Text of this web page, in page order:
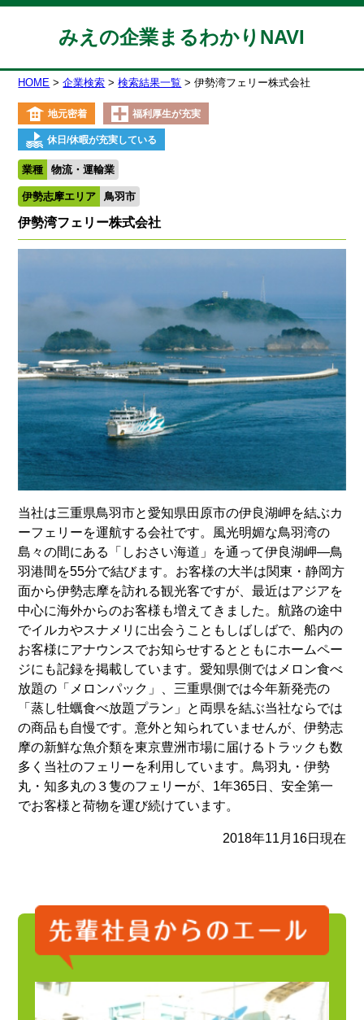
みえの企業まるわかりNAVI
HOME 企業検索 検索結果一覧 伊勢湾フェリー株式会社
地元密着 福利厚生が充実
休日/休暇が充実している
業種 物流・運輸業
伊勢志摩エリア 鳥羽市
伊勢湾フェリー株式会社
当社は三重県鳥羽市と愛知県田原市の伊良湖岬を結ぶカ
ーフェリーを運航する会社です。風光明媚な鳥羽湾の
島々の間にある「しおさい海道」を通って伊良湖岬―鳥
羽港間を55分で結びます。お客様の大半は関東・静岡方
面から伊勢志摩を訪れる観光客ですが、最近はアジアを
中心に海外からのお客様も増えてきました。航路の途中
でイルカやスナメリに出会うこともしばしばで、船内の
お客様にアナウンスでお知らせするとともにホームペー
ジにも記録を掲載しています。愛知県側ではメロン食べ
放題の「メロンパック」、三重県側では今年新発売の
「蒸し牡蠣食べ放題プラン」と両県を結ぶ当社ならでは
の商品も自慢です。意外と知られていませんが、伊勢志
摩の新鮮な魚介類を東京豊洲市場に届けるトラックも数
多く当社のフェリーを利用しています。鳥羽丸・伊勢
丸・知多丸の３隻のフェリーが、1年365日、安全第一
でお客様と荷物を運び続けています。
2018年11月16日現在